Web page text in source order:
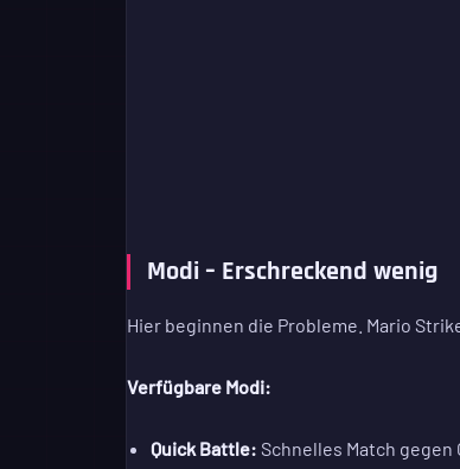
Modi – Erschreckend wenig
Hier beginnen die Probleme. Mario
Verfügbare Modi:
Quick Battle: Schnelles Match gegen